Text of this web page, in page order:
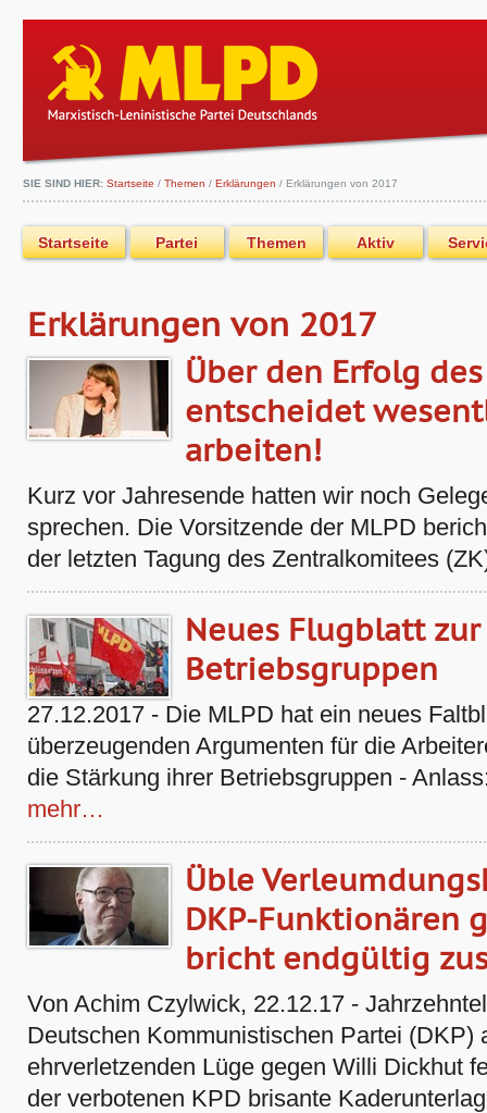
Startseite Partei Themen Aktiv
SIE SIND HIER: Startseite / Themen / Erklärungen / Erklärungen von 2017
Erklärungen von 2017
Über den Erfolg des
entscheidet
arbeiten!
Kurz vor Jahresende hatten wir noch
sprechen. Die Vorsitzende der MLPD
der letzten Tagung des Zentralkomitees
Neues Flugblatt
Betriebsgruppen
27.12.2017 - Die MLPD hat ein neues
überzeugenden Argumenten für die
die Stärkung ihrer Betriebsgruppen -
mehr…
Üble
DKP-Funktionären
bricht endgültig
Von Achim Czylwick, 22.12.17 -
Deutschen Kommunistischen Partei (DKP)
ehrverletzenden Lüge gegen Willi Dickhut
der verbotenen KPD brisante